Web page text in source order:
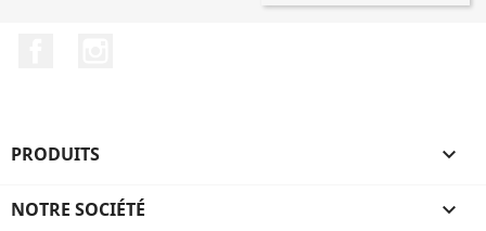
PRODUITS 
NOTRE SOCIÉTÉ 